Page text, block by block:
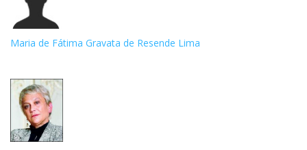
Maria de Fátima Gravata de Resende Lima